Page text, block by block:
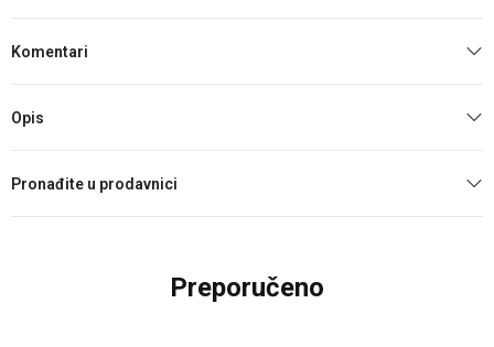
Komentari
Opis
Pronađite u prodavnici
Preporučeno